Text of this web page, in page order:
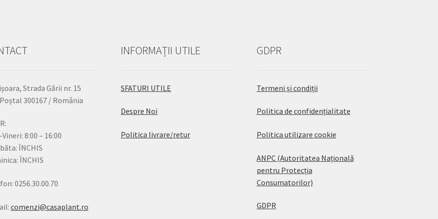
Strada Gării nr. 15
300167 / România
8:00 – 16:00
ÎNCHIS
ÎNCHIS
0256.30.00.70
comenzi@casaplant.ro
INFORMAȚII UTILE
SFATURI UTILE
Despre Noi
Politica livrare/retur
GDPR
Termeni și condiții
Politica de confidențialitate
Politica utilizare cookie
ANPC (Autoritatea Națională
pentru Protecția
Consumatorilor)
GDPR